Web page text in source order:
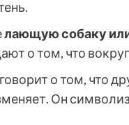
лающую собаку
о том, что вокруг
говорит о том, что
Он